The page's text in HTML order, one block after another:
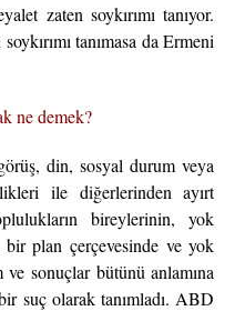
zaten soykırımı tanıyor.
tanımasa da Ermeni
ne demek?
din, sosyal durum veya
ile diğerlerinden ayırt
bireylerinin, yok
bir plan çerçevesinde ve yok
sonuçlar bütünü anlamına
suç olarak tanımladı. ABD